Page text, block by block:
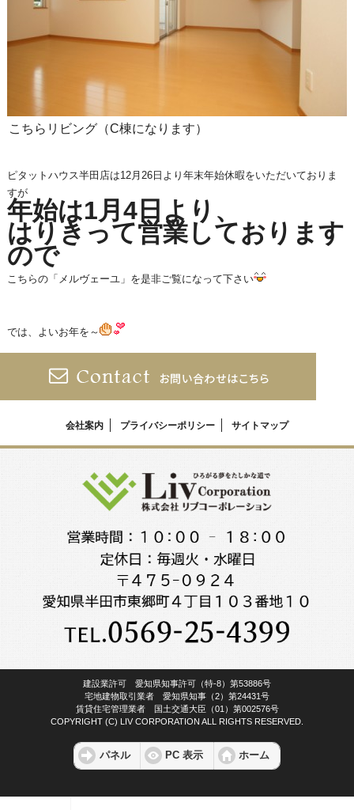
こちらリビング（C棟になります）
ピタットハウス半田店は12月26日より年末年始休暇をいただいておりま
すが
年始は1月4日より、
はりきって営業しております
ので
こちらの「メルヴェーユ」を是非ご覧になって下さい
では、よいお年を～
会社案内 プライバシーポリシー サイトマップ
建設業許可 愛知県知事許可（特-8）第53886号
宅地建物取引業者 愛知県知事（2）第24431号
賃貸住宅管理業者 国土交通大臣（01）第002576号
COPYRIGHT (C) LIV CORPORATION ALL RIGHTS RESERVED.
パネル PC 表示 ホーム